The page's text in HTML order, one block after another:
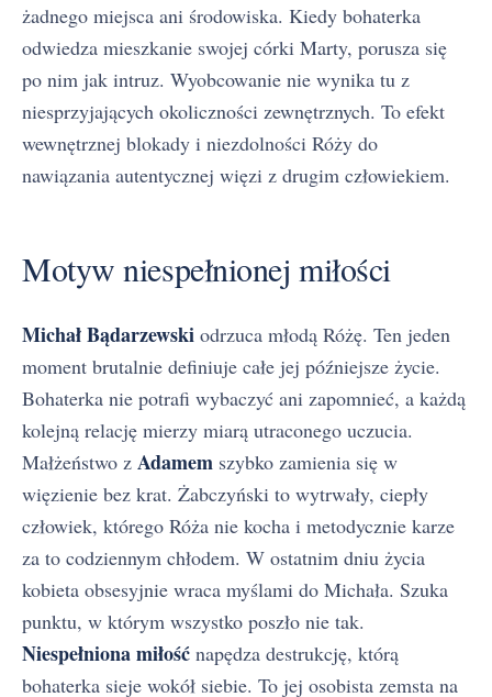
żadnego miejsca ani środowiska. Kiedy bohaterka
odwiedza mieszkanie swojej córki Marty, porusza się
po nim jak intruz. Wyobcowanie nie wynika tu z
niesprzyjających okoliczności zewnętrznych. To efekt
wewnętrznej blokady i niezdolności Róży do
nawiązania autentycznej więzi z drugim człowiekiem.
Motyw niespełnionej miłości
Michał Bądarzewski odrzuca młodą Różę. Ten jeden
moment brutalnie definiuje całe jej późniejsze życie.
Bohaterka nie potrafi wybaczyć ani zapomnieć, a każdą
kolejną relację mierzy miarą utraconego uczucia.
Małżeństwo z Adamem szybko zamienia się w
więzienie bez krat. Żabczyński to wytrwały, ciepły
człowiek, którego Róża nie kocha i metodycznie karze
za to codziennym chłodem. W ostatnim dniu życia
kobieta obsesyjnie wraca myślami do Michała. Szuka
punktu, w którym wszystko poszło nie tak.
Niespełniona miłość napędza destrukcję, którą
bohaterka sieje wokół siebie. To jej osobista zemsta na